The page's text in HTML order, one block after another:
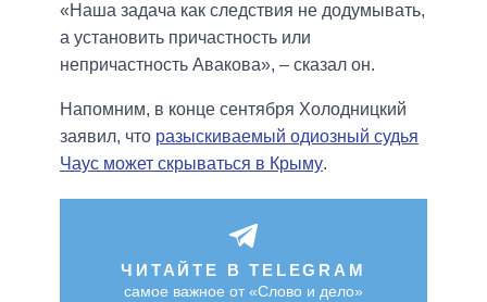
«Наша задача как следствия не додумывать,
а установить причастность или
непричастность Авакова», – сказал он.
Напомним, в конце сентября Холодницкий
заявил, что разыскиваемый одиозный судья
Чаус может скрываться в Крыму.
ЧИТАЙТЕ В TELEGRAM
самое важное от «Слово и дело»